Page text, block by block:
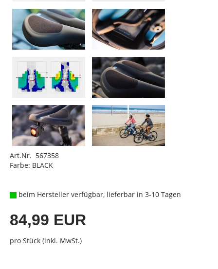
Art.Nr. 567358
Farbe: BLACK
beim Hersteller verfügbar, lieferbar in 3-10 Tagen
84,99 EUR
pro Stück (inkl. MwSt.)